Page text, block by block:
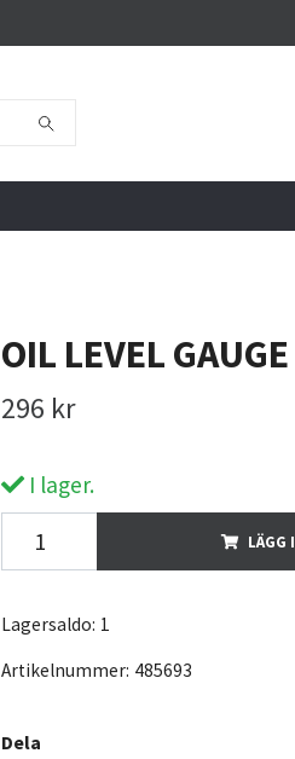
OIL LEVEL
296 kr
I lager.
LÄGG
Lagersaldo: 1
Artikelnummer: 485693
Dela